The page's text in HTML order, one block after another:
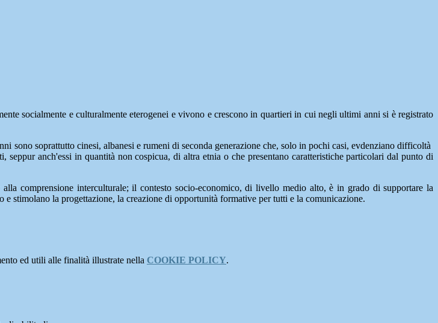
socialmente e culturalmente eterogenei e vivono e crescono in quartieri in cui negli ultimi anni si è registrato
sono soprattutto cinesi, albanesi e rumeni di seconda generazione che, solo in pochi casi, evdenziano difficoltà
anch'essi in quantità non cospicua, di altra etnia o che presentano caratteristiche particolari dal punto di
comprensione interculturale; il contesto socio-economico, di livello medio alto, è in grado di supportare la
stimolano la progettazione, la creazione di opportunità formative per tutti e la comunicazione.
ed utili alle finalità illustrate nella COOKIE POLICY.